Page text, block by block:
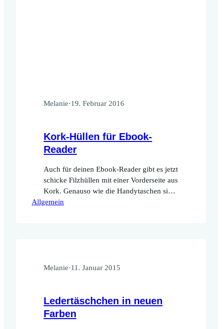
Melanie·19. Februar 2016
Kork-Hüllen für Ebook-
Reader
Auch für deinen Ebook-Reader gibt es jetzt
schicke Filzhüllen mit einer Vorderseite aus
Kork. Genauso wie die Handytaschen sind
sie aus hochwertigem grauem Wollfilz (2
Allgemein
Melanie·11. Januar 2015
Ledertäschchen in neuen
Farben